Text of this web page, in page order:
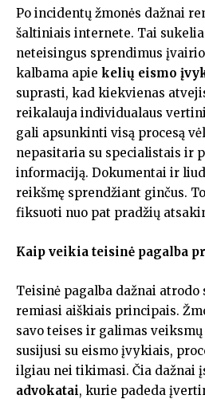
Po incidentų žmonės dažnai
šaltiniais internete. Tai
neteisingus sprendimus
kalbama apie kelių eismo
suprasti, kad kiekvienas
reikalauja individualaus
gali apsunkinti visą procesą
nepasitaria su specialistais ir
informaciją. Dokumentai ir
reikšmę sprendžiant ginčus.
fiksuoti nuo pat pradžių
Kaip veikia teisinė pagalba
Teisinė pagalba dažnai atrodo
remiasi aiškiais principais.
savo teises ir galimas
susijusi su eismo įvykiais,
ilgiau nei tikimasi. Čia dažnai
advokatai, kurie padeda